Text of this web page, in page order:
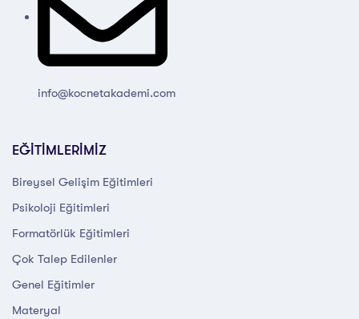
info@kocnetakademi.com
EĞİTİMLERİMİZ
Bireysel Gelişim Eğitimleri
Psikoloji Eğitimleri
Formatörlük Eğitimleri
Çok Talep Edilenler
Genel Eğitimler
Materyal